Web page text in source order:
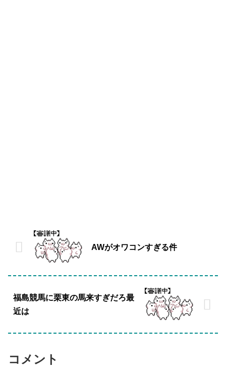
AWがオワコンすぎる件
福島競馬に栗東の馬来すぎだろ最
近は
コメント